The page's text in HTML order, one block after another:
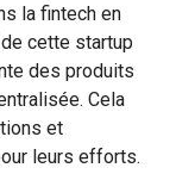
la fintech en
cette startup
des produits
Cela
et
leurs efforts.